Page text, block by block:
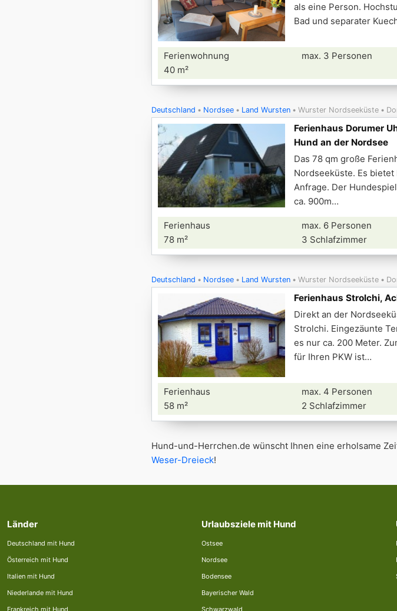
als eine Person.
Bad und separater
Ferienwohnung
40 m²
max. 3 Personen
Deutschland Nordsee Land Wursten Wurster Nordseeküste
Ferienhaus Dorumer
Hund an der Nordsee
Das 78 qm große
Nordseeküste. Es
Anfrage. Der
ca. 900m
Ferienhaus
78 m²
max. 6 Personen
3 Schlafzimmer
Deutschland Nordsee Land Wursten Wurster Nordseeküste
Ferienhaus Strolchi,
Direkt an der
Strolchi. Eingezäunte
es nur ca. 200 Meter.
für Ihren PKW ist
Ferienhaus
58 m²
max. 4 Personen
2 Schlafzimmer
Hund-und-Herrchen.de wünscht Ihnen eine erholsame
Weser-Dreieck!
Länder
Deutschland mit Hund
Österreich mit Hund
Italien mit Hund
Niederlande mit Hund
Frankreich mit Hund
Urlaubsziele mit Hund
Ostsee
Nordsee
Bodensee
Bayerischer Wald
Schwarzwald